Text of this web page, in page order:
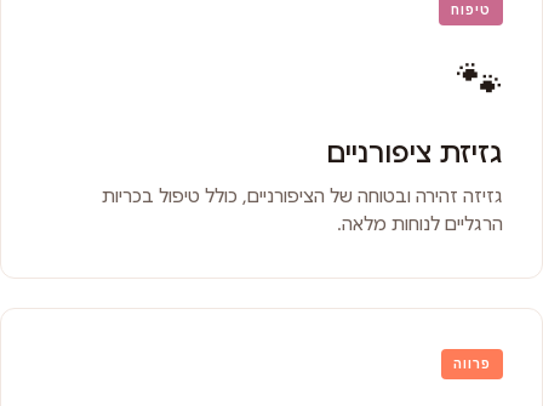
טיפוח
🐾
גזיזת ציפורניים
גזיזה זהירה ובטוחה של הציפורניים, כולל טיפול בכריות
הרגליים לנוחות מלאה.
פרווה